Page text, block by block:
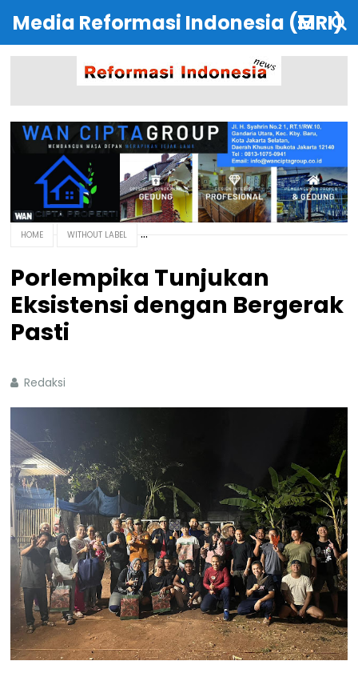
Media Reformasi Indonesia (MRI)
HOME WITHOUT LABEL
Porlempika Tunjukan
Eksistensi dengan Bergerak
Pasti
Redaksi